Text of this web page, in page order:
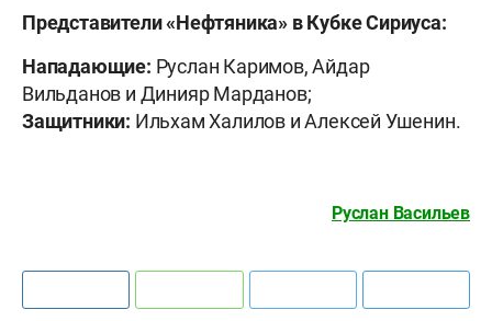
Представители «Нефтяника» в Кубке Сириуса:
Нападающие: Руслан Каримов, Айдар
Вильданов и Динияр Марданов;
Защитники: Ильхам Халилов и Алексей Ушенин.
Руслан Васильев